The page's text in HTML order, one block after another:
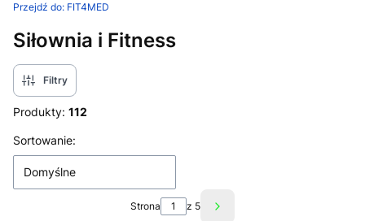
Przejdź do: FIT4MED
Siłownia i Fitness
Filtry
Produkty: 112
Lista produktów
Sortowanie:
Domyślne
Strona z 5 Następne produkty